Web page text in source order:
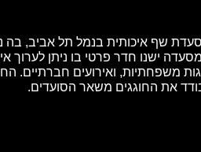
שף איכותית בנמל תל אביב, בה
עד כ-80 איש. במסעדה ישנו חדר פרטי בו ניתן
משפחתיות, ואירועים חברתיים.
את החוגגים משאר הסועדים.